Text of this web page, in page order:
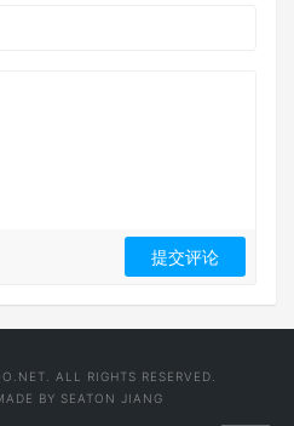
ALL RIGHTS RESERVED.
BY SEATON JIANG